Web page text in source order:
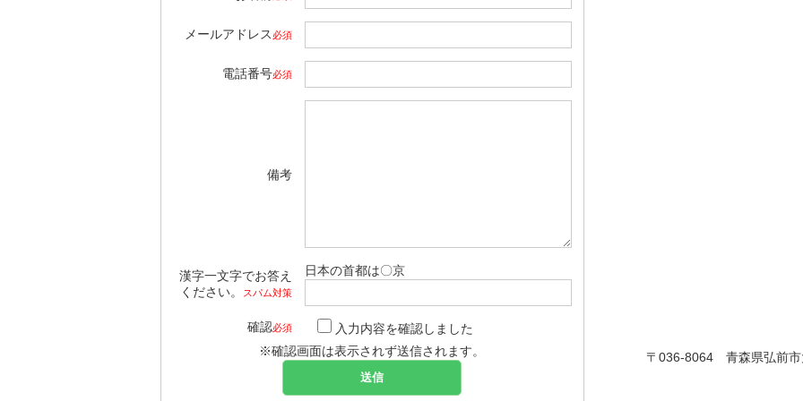
メールアドレス 必須
電話番号必須
備考
漢字一文字でお答え
ください。
スパム対策
日本の首都は〇京
確認必須
入力内容を確認しました
※確認画面は表示されず送信されます。
〒036-8064 青森県弘前市